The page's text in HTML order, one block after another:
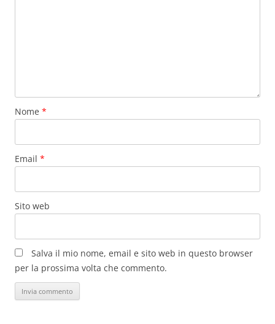
Nome *
Email *
Sito web
Salva il mio nome, email e sito web in questo browser
per la prossima volta che commento.